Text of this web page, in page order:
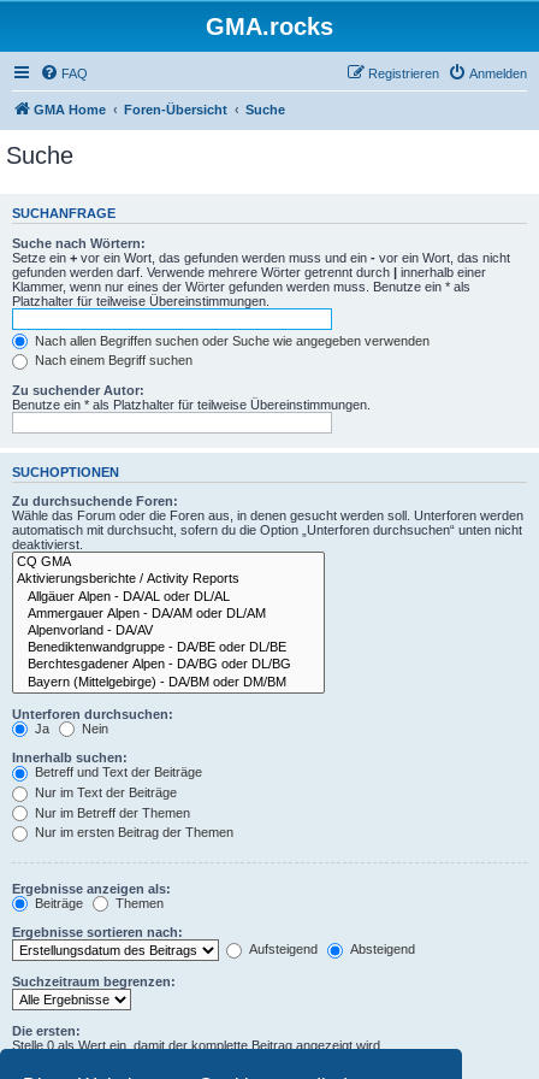
GMA.rocks
FAQ Anmelden
Registrieren
GMA Home Foren-Übersicht Suche
Suche
SUCHANFRAGE
Suche nach Wörtern:
Setze ein + vor ein Wort, das gefunden werden muss und ein - vor ein Wort, das nicht
gefunden werden darf. Verwende mehrere Wörter getrennt durch | innerhalb einer
Klammer, wenn nur eines der Wörter gefunden werden muss. Benutze ein * als
Platzhalter für teilweise Übereinstimmungen.
Nach allen Begriffen suchen oder Suche wie angegeben verwenden
Nach einem Begriff suchen
Zu suchender Autor:
Benutze ein * als Platzhalter für teilweise Übereinstimmungen.
SUCHOPTIONEN
Zu durchsuchende Foren:
Wähle das Forum oder die Foren aus, in denen gesucht werden soll. Unterforen werden
automatisch mit durchsucht, sofern du die Option „Unterforen durchsuchen“ unten nicht
deaktivierst.
Unterforen durchsuchen:
Ja
Nein
Innerhalb suchen:
Betreff und Text der Beiträge
Nur im Text der Beiträge
Nur im Betreff der Themen
Nur im ersten Beitrag der Themen
Ergebnisse anzeigen als:
Beiträge
Themen
Ergebnisse sortieren nach:
Aufsteigend
Absteigend
Suchzeitraum begrenzen:
Die ersten:
Stelle 0 als Wert ein, damit der komplette Beitrag angezeigt wird.